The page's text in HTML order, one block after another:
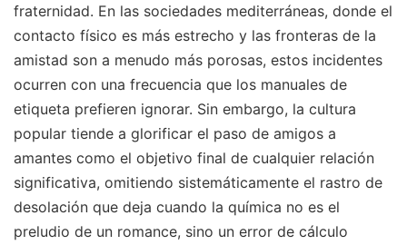
fraternidad. En las sociedades mediterráneas, donde el
contacto físico es más estrecho y las fronteras de la
amistad son a menudo más porosas, estos incidentes
ocurren con una frecuencia que los manuales de
etiqueta prefieren ignorar. Sin embargo, la cultura
popular tiende a glorificar el paso de amigos a
amantes como el objetivo final de cualquier relación
significativa, omitiendo sistemáticamente el rastro de
desolación que deja cuando la química no es el
preludio de un romance, sino un error de cálculo